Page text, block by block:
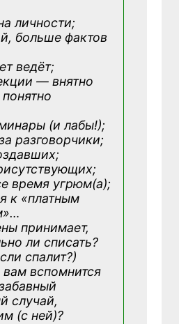
личности;
больше фактов
ведёт;
— внятно
(и лабы!);
разговорчики;
время угрюм(а);
к «платным
…
принимает,
ли списать?
спалит?)
вспомнится
случай,
(с ней)?